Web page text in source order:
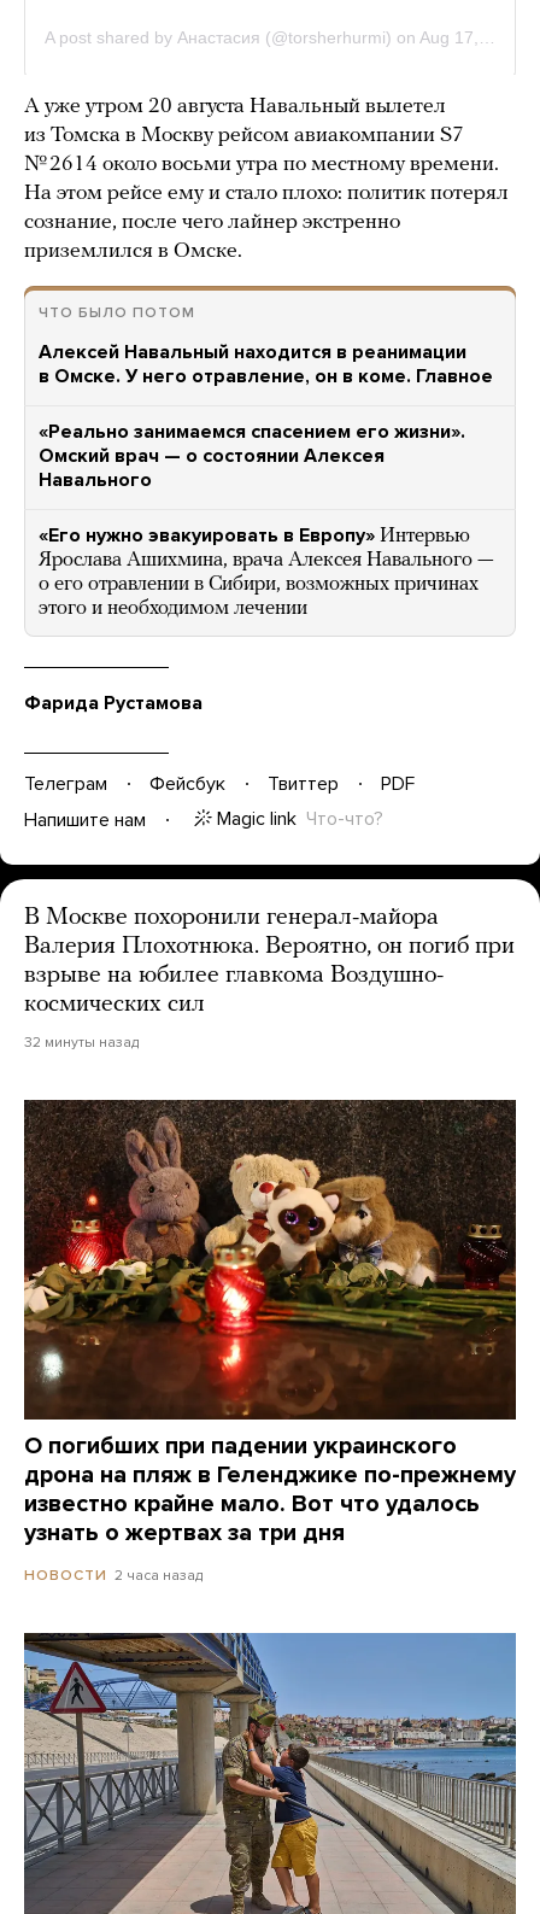
А уже утром 20 августа Навальный вылетел
из Томска в Москву рейсом авиакомпании S7
№ 2614 около восьми утра по местному времени.
На этом рейсе ему и стало плохо: политик потерял
сознание, после чего лайнер экстренно
приземлился в Омске.
ЧТО БЫЛО ПОТОМ
Алексей Навальный находится в реанимации
в Омске. У него отравление, он в коме. Главное
«Реально занимаемся спасением его жизни».
Омский врач — о состоянии Алексея
Навального
«Его нужно эвакуировать в Европу» Интервью
Ярослава Ашихмина, врача Алексея Навального —
о его отравлении в Сибири, возможных причинах
этого и необходимом лечении
Фарида Рустамова
Телеграм Фейсбук Твиттер
PDF
Напишите нам
Magic link Что-что?
В Москве похоронили генерал-майора
Валерия Плохотнюка. Вероятно, он погиб при
взрыве на юбилее главкома Воздушно-
космических сил
32 минуты назад
О погибших при падении украинского
дрона на пляж в Геленджике по-прежнему
известно крайне мало. Вот что удалось
узнать о жертвах за три дня
НОВОСТИ 2 часа назад